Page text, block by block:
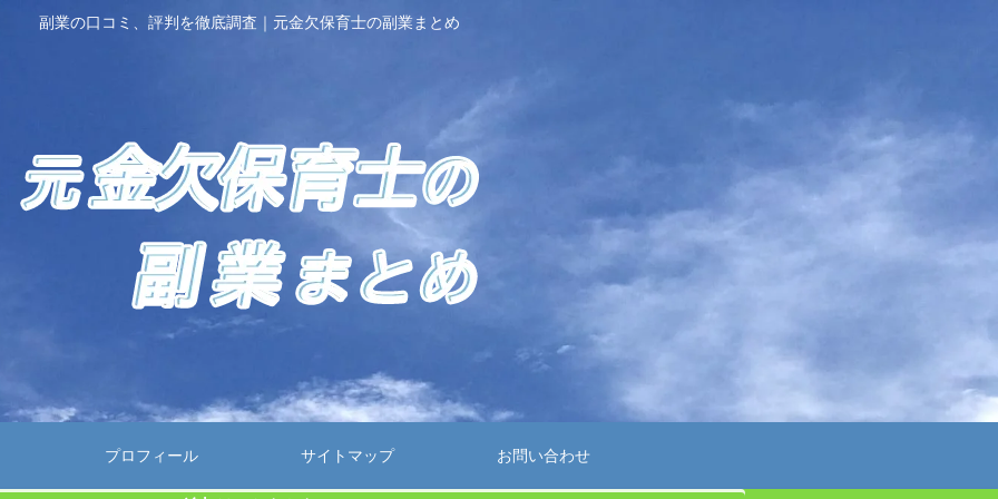
副業の口コミ、評判を徹底調査｜元金欠保育士の副業まとめ
プロフィール サイトマップ お問い合わせ